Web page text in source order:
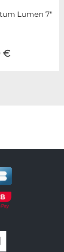
Lumen 7"
€